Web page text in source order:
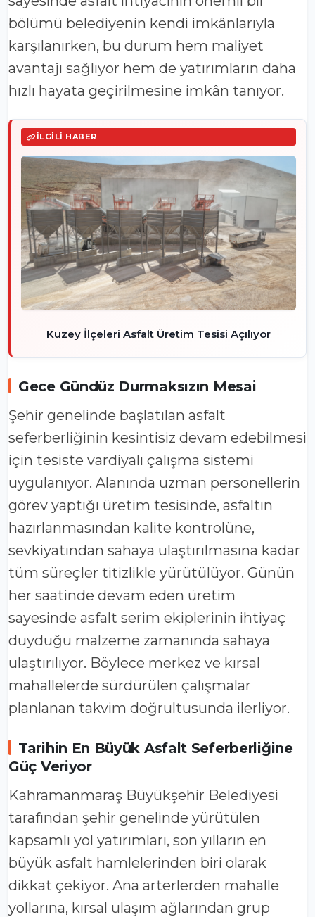
bölümü belediyenin kendi imkânlarıyla
karşılanırken, bu durum hem maliyet
avantajı sağlıyor hem de yatırımların daha
hızlı hayata geçirilmesine imkân tanıyor.
İLGILI HABER
Kuzey İlçeleri Asfalt Üretim Tesisi Açılıyor
Gece Gündüz Durmaksızın Mesai
Şehir genelinde başlatılan asfalt
seferberliğinin kesintisiz devam edebilmesi
için tesiste vardiyalı çalışma sistemi
uygulanıyor. Alanında uzman personellerin
görev yaptığı üretim tesisinde, asfaltın
hazırlanmasından kalite kontrolüne,
sevkiyatından sahaya ulaştırılmasına kadar
tüm süreçler titizlikle yürütülüyor. Günün
her saatinde devam eden üretim
sayesinde asfalt serim ekiplerinin ihtiyaç
duyduğu malzeme zamanında sahaya
ulaştırılıyor. Böylece merkez ve kırsal
mahallelerde sürdürülen çalışmalar
planlanan takvim doğrultusunda ilerliyor.
Tarihin En Büyük Asfalt Seferberliğine
Güç Veriyor
Kahramanmaraş Büyükşehir Belediyesi
tarafından şehir genelinde yürütülen
kapsamlı yol yatırımları, son yılların en
büyük asfalt hamlelerinden biri olarak
dikkat çekiyor. Ana arterlerden mahalle
yollarına, kırsal ulaşım ağlarından grup